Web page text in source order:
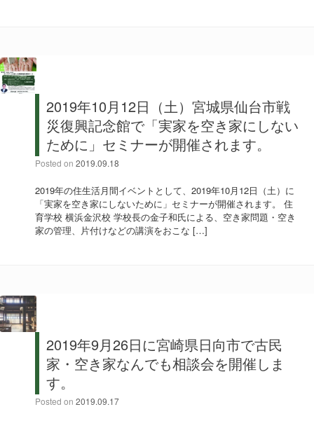
2019年10月12日（土）宮城県仙台市戦
災復興記念館で「実家を空き家にしない
ために」セミナーが開催されます。
Posted on 2019.09.18
2019年の住生活月間イベントとして、2019年10月12日（土）に
「実家を空き家にしないために」セミナーが開催されます。 住
育学校 横浜金沢校 学校長の金子和氏による、空き家問題・空き
家の管理、片付けなどの講演をおこな […]
2019年9月26日に宮崎県日向市で古民
家・空き家なんでも相談会を開催しま
す。
Posted on 2019.09.17